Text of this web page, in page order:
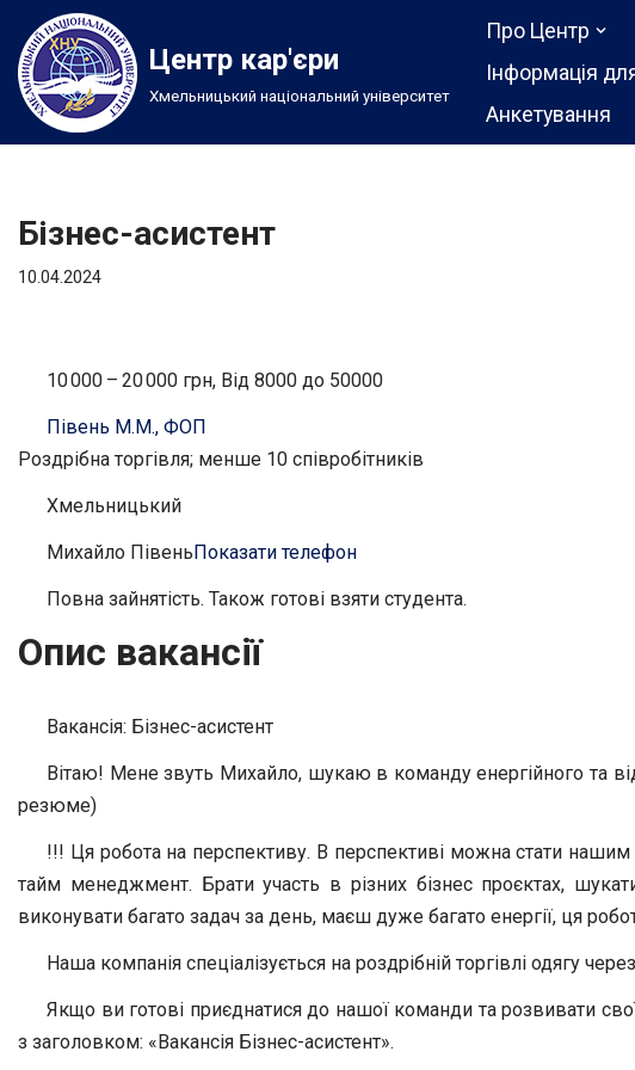
Перейти
до
вмісту
Центр кар'єри
Хмельницький національний університет
Про Центр
Інформація
Анкетування
Бізнес-асистент
10.04.2024
10 000 – 20 000 грн, Від 8000 до 50000
Півень М.М., ФОП
Роздрібна торгівля; менше 10 співробітників
Хмельницький
Михайло ПівеньПоказати телефон
Повна зайнятість. Також готові взяти студента.
Опис вакансії
Вакансія: Бізнес-асистент
Вітаю! Мене звуть Михайло, шукаю в команду енергійного та
резюме)
!!! Ця робота на перспективу. В перспективі можна стати
тайм менеджмент. Брати участь в різних бізнес проєктах,
виконувати багато задач за день, маєш дуже багато енергії, ця
Наша компанія спеціалізується на роздрібній торгівлі одягу
Якщо ви готові приєднатися до нашої команди та розвивати
з заголовком: «Вакансія Бізнес-асистент».